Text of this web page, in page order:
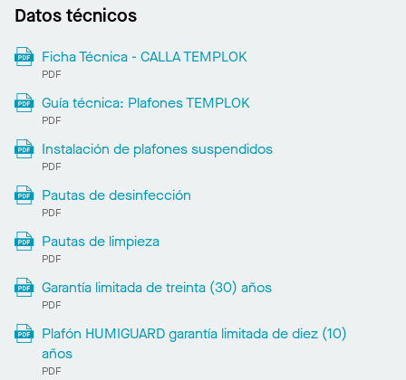
Datos técnicos
Ficha Técnica - CALLA TEMPLOK
PDF
Guía técnica: Plafones TEMPLOK
PDF
Instalación de plafones suspendidos
PDF
Pautas de desinfección
PDF
Pautas de limpieza
PDF
Garantía limitada de treinta (30) años
PDF
Plafón HUMIGUARD garantía limitada de diez (10)
años
PDF